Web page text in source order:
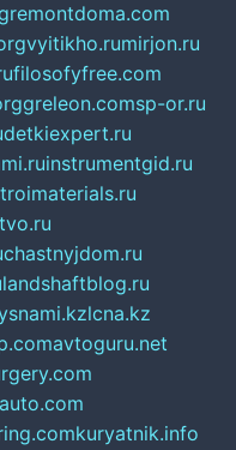
remontdoma.com
vyitikho.rumirjon.ru
filosofyfree.com
greleon.comsp-or.ru
detkiexpert.ru
instrumentgid.ru
chastnyjdom.ru
landshaftblog.ru
lcna.kz
avtoguru.net
kuryatnik.info